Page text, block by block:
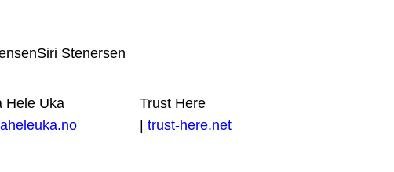
Siri Stenersen
Hele Uka
Trust Here
| trust-here.net